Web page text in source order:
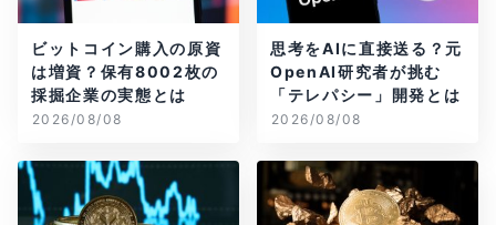
ビットコイン購入の原資
は増資？保有8002枚の
採掘企業の実態とは
2026/08/08
思考をAIに直接送る？元
OpenAI研究者が挑む
「テレパシー」開発とは
2026/08/08